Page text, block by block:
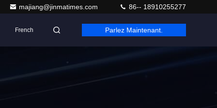
majiang@jinmatimes.com 86-- 18910255277
French Parlez Maintenant.